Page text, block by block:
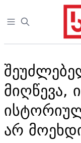
Open sidebar
მიღწევა,
არ